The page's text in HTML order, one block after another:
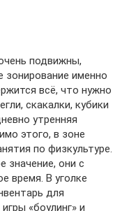
подвижны,
именно
всё, что нужно
скакалки, кубики
утренняя
этого, в зоне
по физкультуре.
значение, они с
время. В уголке
для
«боулинг» и